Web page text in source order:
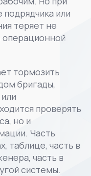
или
теряет не
операционной
тормозить
бригады,
проверять
но и
Часть
таблице, часть в
часть в
системы.